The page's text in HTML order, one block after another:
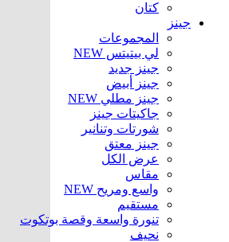
كتان
جينز
المجموعات
لي بيتيتس NEW
جينز جديد
جينز أبيض
جينز مطلي NEW
جاكيتات جينز
شورتات وتنانير
جينز معتق
عرض الكل
مقاس
واسع ومريح NEW
مستقيم
تنورة واسعة وقصة بوتكوت
نحيف